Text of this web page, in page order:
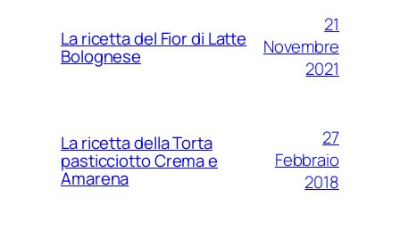
La ricetta del Fior di Latte
Bolognese
21
Novembre
2021
La ricetta della Torta
pasticciotto Crema e
Amarena
27
Febbraio
2018